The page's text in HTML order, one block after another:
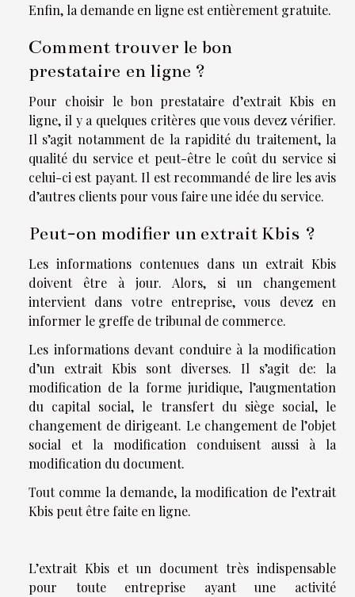
Enfin, la demande en ligne est entièrement gratuite.
Comment trouver le bon
prestataire en ligne ?
Pour choisir le bon prestataire d’extrait Kbis en
ligne, il y a quelques critères que vous devez vérifier.
Il s’agit notamment de la rapidité du traitement, la
qualité du service et peut-être le coût du service si
celui-ci est payant. Il est recommandé de lire les avis
d’autres clients pour vous faire une idée du service.
Peut-on modifier un extrait Kbis ?
Les informations contenues dans un extrait Kbis
doivent être à jour. Alors, si un changement
intervient dans votre entreprise, vous devez en
informer le greffe de tribunal de commerce.
Les informations devant conduire à la modification
d’un extrait Kbis sont diverses. Il s’agit de: la
modification de la forme juridique, l’augmentation
du capital social, le transfert du siège social, le
changement de dirigeant. Le changement de l’objet
social et la modification conduisent aussi à la
modification du document.
Tout comme la demande, la modification de l’extrait
Kbis peut être faite en ligne.
L’extrait Kbis et un document très indispensable
pour toute entreprise ayant une activité